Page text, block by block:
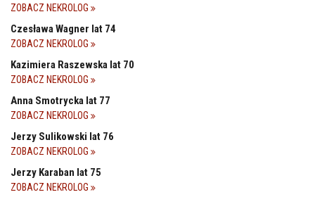
ZOBACZ NEKROLOG
Czesława Wagner lat 74
ZOBACZ NEKROLOG
Kazimiera Raszewska lat 70
ZOBACZ NEKROLOG
Anna Smotrycka lat 77
ZOBACZ NEKROLOG
Jerzy Sulikowski lat 76
ZOBACZ NEKROLOG
Jerzy Karaban lat 75
ZOBACZ NEKROLOG